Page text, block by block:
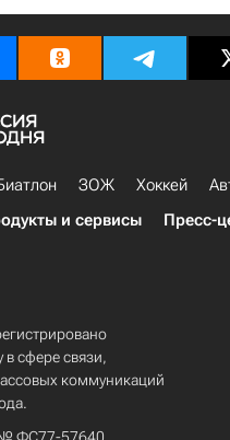
ЗОЖ Хоккей
и сервисы Пресс-
сфере связи,
коммуникаций